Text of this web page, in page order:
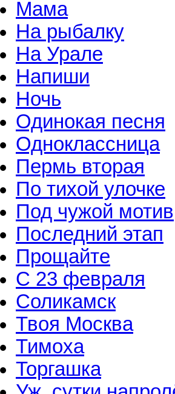
Мама
На рыбалку
На Урале
Напиши
Ночь
Одинокая песня
Одноклассница
Пермь вторая
По тихой улочке
Под чужой мотив
Последний этап
Прощайте
С 23 февраля
Соликамск
Твоя Москва
Тимоха
Торгашка